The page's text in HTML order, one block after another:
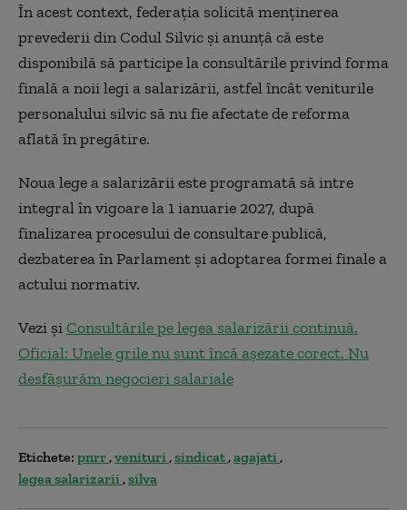
În acest context, federația solicită menținerea
prevederii din Codul Silvic și anunță că este
disponibilă să participe la consultările privind forma
finală a noii legi a salarizării, astfel încât veniturile
personalului silvic să nu fie afectate de reforma
aflată în pregătire.
Noua lege a salarizării este programată să intre
integral în vigoare la 1 ianuarie 2027, după
finalizarea procesului de consultare publică,
dezbaterea în Parlament și adoptarea formei finale a
actului normativ.
Vezi șiConsultările pe legea salarizării continuă.
Oficial: Unele grile nu sunt încă așezate corect. Nu
desfășurăm negocieri salariale
Etichete: pnrr venituri sindicat agajati
legea salarizarii silva